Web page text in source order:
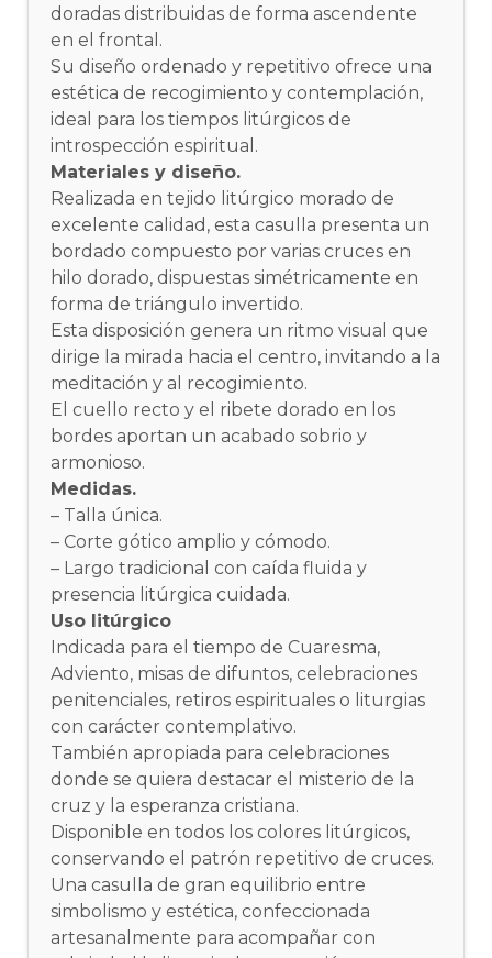
doradas distribuidas de forma ascendente
en el frontal.
Su diseño ordenado y repetitivo ofrece una
estética de recogimiento y contemplación,
ideal para los tiempos litúrgicos de
introspección espiritual.
Materiales y diseño.
Realizada en tejido litúrgico morado de
excelente calidad, esta casulla presenta un
bordado compuesto por varias cruces en
hilo dorado, dispuestas simétricamente en
forma de triángulo invertido.
Esta disposición genera un ritmo visual que
dirige la mirada hacia el centro, invitando a la
meditación y al recogimiento.
El cuello recto y el ribete dorado en los
bordes aportan un acabado sobrio y
armonioso.
Medidas.
– Talla única.
– Corte gótico amplio y cómodo.
– Largo tradicional con caída fluida y
presencia litúrgica cuidada.
Uso litúrgico
Indicada para el tiempo de Cuaresma,
Adviento, misas de difuntos, celebraciones
penitenciales, retiros espirituales o liturgias
con carácter contemplativo.
También apropiada para celebraciones
donde se quiera destacar el misterio de la
cruz y la esperanza cristiana.
Disponible en todos los colores litúrgicos,
conservando el patrón repetitivo de cruces.
Una casulla de gran equilibrio entre
simbolismo y estética, confeccionada
artesanalmente para acompañar con